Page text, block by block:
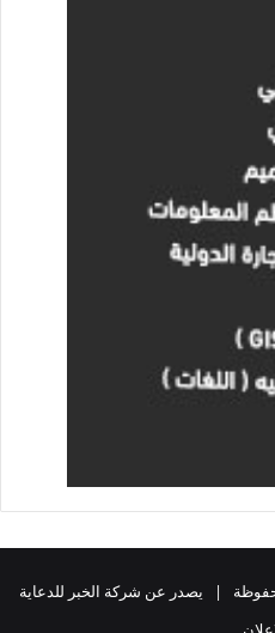
الحقوق محفوظة | يصدر عن شركة الخبر للدعاية